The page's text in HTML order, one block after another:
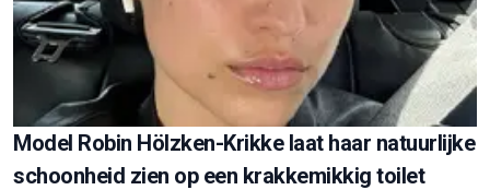
Model Robin Hölzken-Krikke laat haar natuurlijke
schoonheid zien op een krakkemikkig toilet